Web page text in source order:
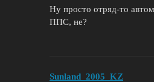
Ну просто отряд-то
ППС, не?
Sunland_2005_KZ